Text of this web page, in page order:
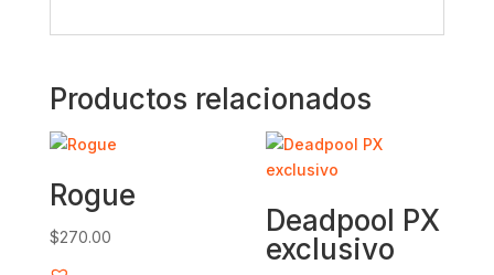
Productos relacionados
Rogue
$270.00
Deadpool PX
exclusivo